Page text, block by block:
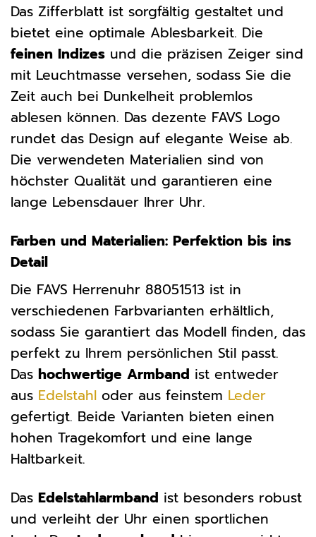
Das Zifferblatt ist sorgfältig gestaltet und
bietet eine optimale Ablesbarkeit. Die
feinen Indizes und die präzisen Zeiger sind
mit Leuchtmasse versehen, sodass Sie die
Zeit auch bei Dunkelheit problemlos
ablesen können. Das dezente FAVS Logo
rundet das Design auf elegante Weise ab.
Die verwendeten Materialien sind von
höchster Qualität und garantieren eine
lange Lebensdauer Ihrer Uhr.
Farben und Materialien: Perfektion bis ins
Detail
Die FAVS Herrenuhr 88051513 ist in
verschiedenen Farbvarianten erhältlich,
sodass Sie garantiert das Modell finden, das
perfekt zu Ihrem persönlichen Stil passt.
Das hochwertige Armband ist entweder
aus Edelstahl oder aus feinstem Leder
gefertigt. Beide Varianten bieten einen
hohen Tragekomfort und eine lange
Haltbarkeit.
Das Edelstahlarmband ist besonders robust
und verleiht der Uhr einen sportlichen